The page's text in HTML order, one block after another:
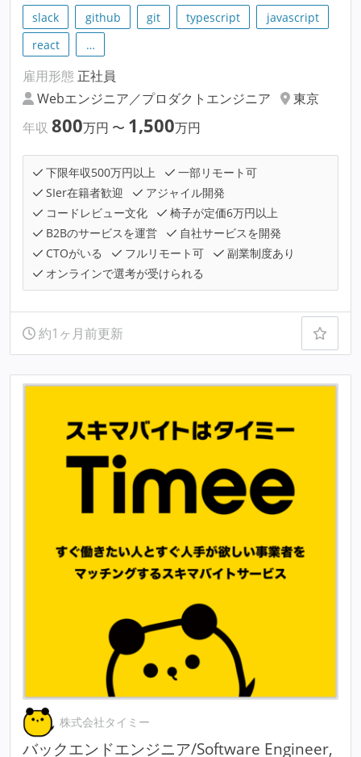
slack github git typescript
javascript
react
…
雇用形態 正社員
Webエンジニア／プロダクトエンジニア
東京
年収 800万円 〜 1,500万円
下限年収500万円以上
一部リモート可
SIer在籍者歓迎
アジャイル開発
コードレビュー文化
椅子が定価6万円以上
B2Bのサービスを運営
自社サービスを開発
CTOがいる
フルリモート可
副業制度あり
オンラインで選考が受けられる
約1ヶ月前更新
株式会社タイミー
バックエンドエンジニア/Software Engineer,